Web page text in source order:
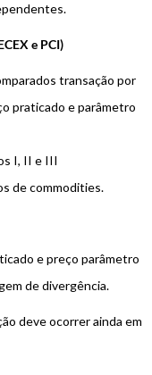
e PCI)
transação por
praticado e parâmetro
I, II e III
de commodities.
e preço parâmetro
de divergência.
deve ocorrer ainda em